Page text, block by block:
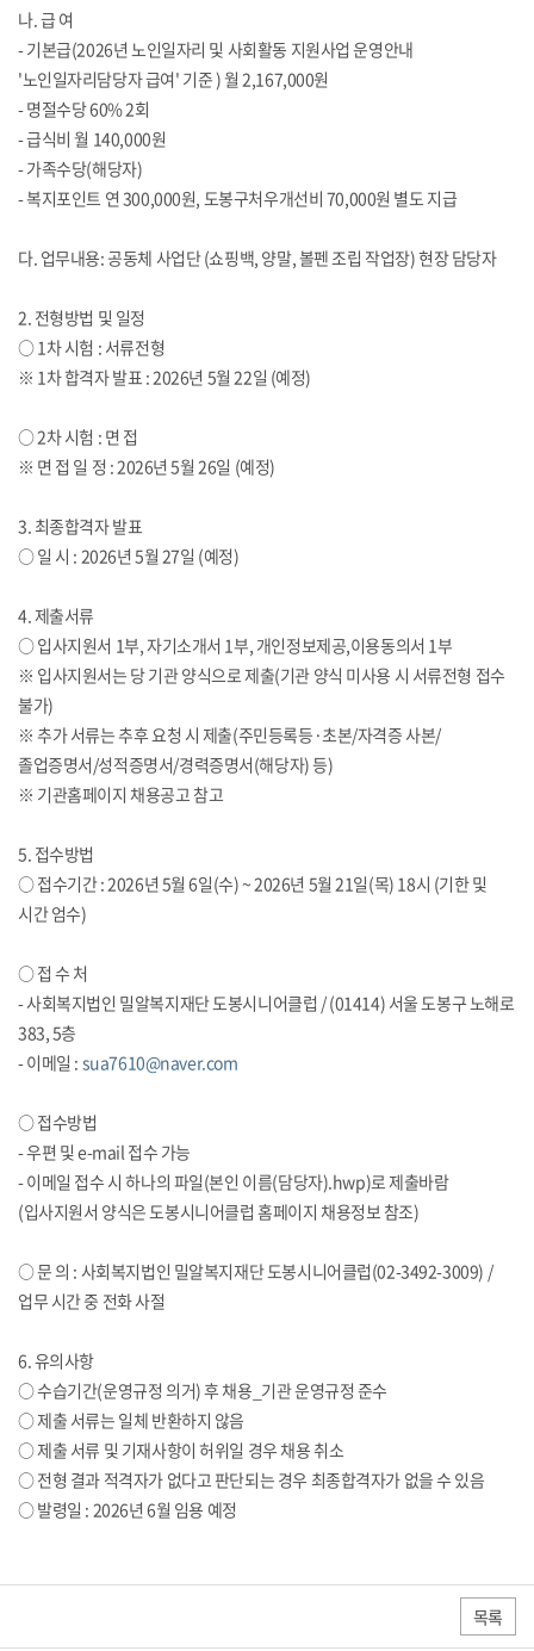
나. 급 여
- 기본급(2026년 노인일자리 및 사회활동 지원사업 운영안내
'노인일자리담당자 급여' 기준 ) 월 2,167,000원
- 명절수당 60% 2회
- 급식비 월 140,000원
- 가족수당(해당자)
- 복지포인트 연 300,000원, 도봉구처우개선비 70,000원 별도 지급
다. 업무내용: 공동체 사업단 (쇼핑백, 양말, 볼펜 조립 작업장) 현장 담당자
2. 전형방법 및 일정
○ 1차 시험 : 서류전형
※ 1차 합격자 발표 : 2026년 5월 22일 (예정)
○ 2차 시험 : 면 접
※ 면 접 일 정 : 2026년 5월 26일 (예정)
3. 최종합격자 발표
○ 일 시 : 2026년 5월 27일 (예정)
4. 제출서류
○ 입사지원서 1부, 자기소개서 1부, 개인정보제공,이용동의서 1부
※ 입사지원서는 당 기관 양식으로 제출(기관 양식 미사용 시 서류전형 접수
불가)
※ 추가 서류는 추후 요청 시 제출(주민등록등·초본/자격증 사본/
졸업증명서/성적증명서/경력증명서(해당자) 등)
※ 기관홈페이지 채용공고 참고
5. 접수방법
○ 접수기간 : 2026년 5월 6일(수) ~ 2026년 5월 21일(목) 18시 (기한 및
시간 엄수)
○ 접 수 처
- 사회복지법인 밀알복지재단 도봉시니어클럽 / (01414) 서울 도봉구 노해로
383, 5층
- 이메일 : sua7610@naver.com
○ 접수방법
- 우편 및 e-mail 접수 가능
- 이메일 접수 시 하나의 파일(본인 이름(담당자).hwp)로 제출바람
(입사지원서 양식은 도봉시니어클럽 홈페이지 채용정보 참조)
○ 문 의 : 사회복지법인 밀알복지재단 도봉시니어클럽(02-3492-3009) /
업무 시간 중 전화 사절
6. 유의사항
○ 수습기간(운영규정 의거) 후 채용_기관 운영규정 준수
○ 제출 서류는 일체 반환하지 않음
○ 제출 서류 및 기재사항이 허위일 경우 채용 취소
○ 전형 결과 적격자가 없다고 판단되는 경우 최종합격자가 없을 수 있음
○ 발령일 : 2026년 6월 임용 예정
목록